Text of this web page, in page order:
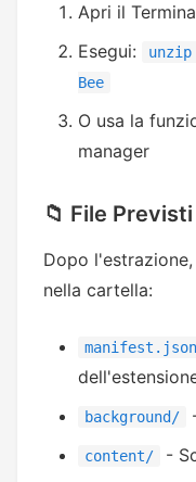
Apri il
Esegui:
unzip
Bee
O usa la
manager
📁 File Previsti
Dopo
nella cartella:
manifest.json
background/
content/ -